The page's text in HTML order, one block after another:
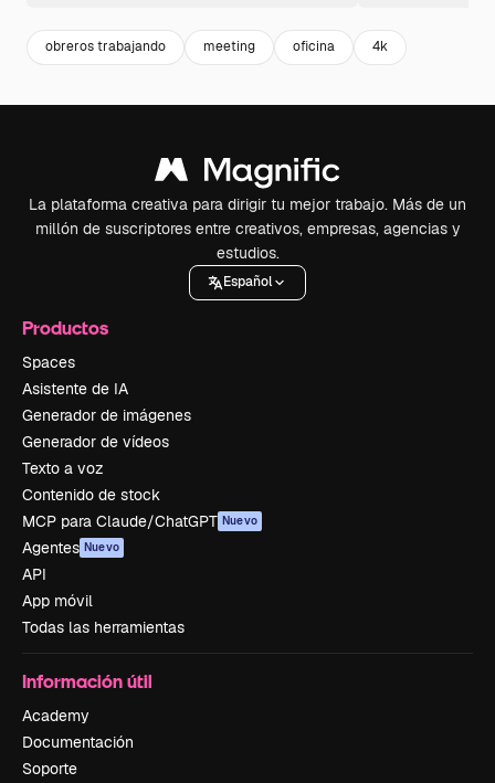
obreros trabajando meeting oficina 4k
La plataforma creativa para dirigir tu mejor trabajo. Más de un
millón de suscriptores entre creativos, empresas, agencias y
estudios.
Español
Productos
Spaces
Asistente de IA
Generador de imágenes
Generador de vídeos
Texto a voz
Contenido de stock
MCP para Claude/ChatGPT Nuevo
Agentes Nuevo
API
App móvil
Todas las herramientas
Información útil
Academy
Documentación
Soporte